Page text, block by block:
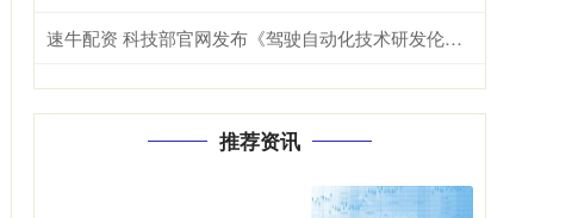
速牛配资 科技部官网发布《驾驶自动化技术研发伦理指引》
推荐资讯